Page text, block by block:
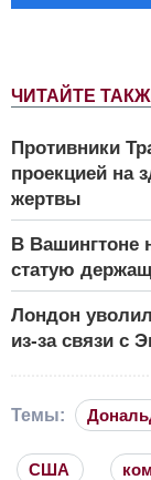
ЧИТАЙТЕ
Противники
проекцией на
жертвы
В Вашингтоне
статую
Лондон
из-за связи с
Темы:
США